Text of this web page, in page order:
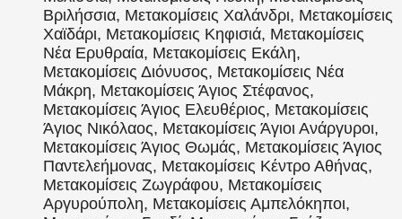
Βριλήσσια, Μετακομίσεις Χαλάνδρι, Μετακομίσεις
Χαϊδάρι, Μετακομίσεις Κηφισιά, Μετακομίσεις
Νέα Ερυθραία, Μετακομίσεις Εκάλη,
Μετακομίσεις Διόνυσος, Μετακομίσεις Νέα
Μάκρη, Μετακομίσεις Άγιος Στέφανος,
Μετακομίσεις Άγιος Ελευθέριος, Μετακομίσεις
Άγιος Νικόλαος, Μετακομίσεις Άγιοι Ανάργυροι,
Μετακομίσεις Άγιος Θωμάς, Μετακομίσεις Άγιος
Παντελεήμονας, Μετακομίσεις Κέντρο Αθήνας,
Μετακομίσεις Ζωγράφου, Μετακομίσεις
Αργυρούπολη, Μετακομίσεις Αμπελόκηποι,